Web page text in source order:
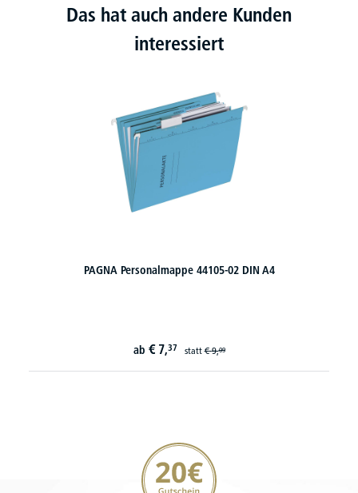
Das hat auch andere Kunden
interessiert
PAGNA Personalmappe 44105-02 DIN A4
ab € 7,37 statt€ 9,09
20€ Gutschein sichern